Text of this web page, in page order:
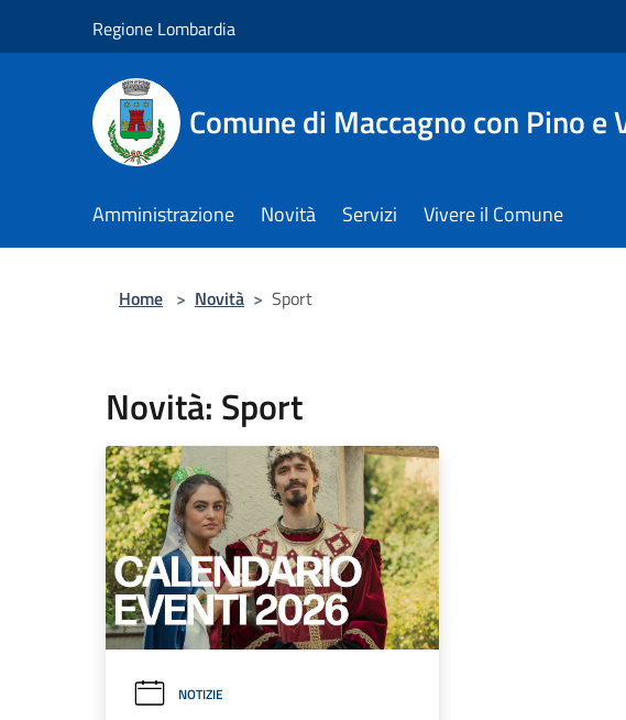
Regione Lombardia
Comune di Maccagno con Pino e
Amministrazione Novità Servizi Vivere il Comune
Home > Novità > Sport
Novità: Sport
NOTIZIE